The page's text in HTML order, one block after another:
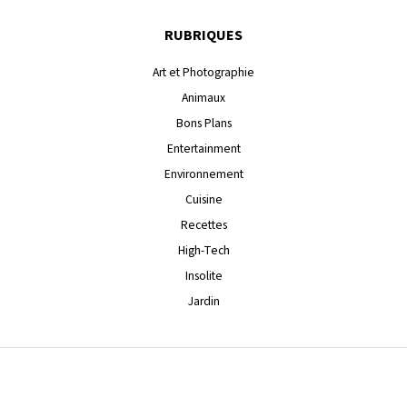
RUBRIQUES
Art et Photographie
Animaux
Bons Plans
Entertainment
Environnement
Cuisine
Recettes
High-Tech
Insolite
Jardin